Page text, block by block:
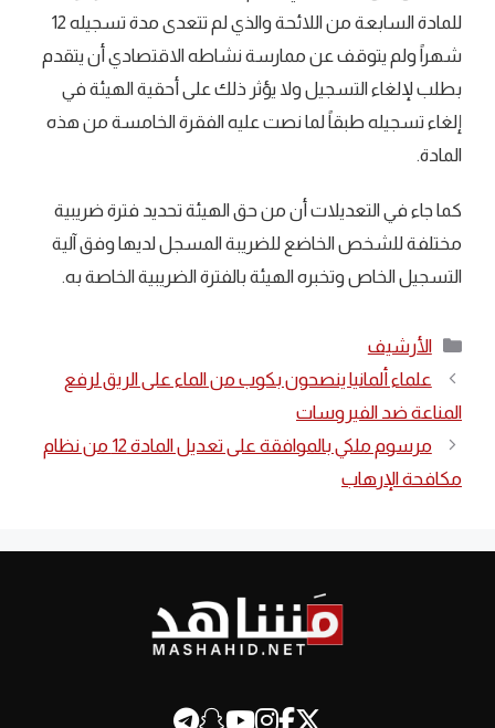
للمادة السابعة من اللائحة والذي لم تتعدى مدة تسجيله 12
شهراً ولم يتوقف عن ممارسة نشاطه الاقتصادي أن يتقدم
بطلب لإلغاء التسجيل ولا يؤثر ذلك على أحقية الهيئة في
إلغاء تسجيله طبقاً لما نصت عليه الفقرة الخامسة من هذه
المادة.
كما جاء في التعديلات أن من حق الهيئة تحديد فترة ضريبية
مختلفة للشخص الخاضع للضريبة المسجل لديها وفق آلية
التسجيل الخاص وتخبره الهيئة بالفترة الضريبية الخاصة به.
التصنيفات
الأرشيف
علماء ألمانيا ينصحون بكوب من الماء على الريق لرفع
المناعة ضد الفيروسات
مرسوم ملكي بالموافقة على تعديل المادة 12 من نظام
مكافحة الإرهاب